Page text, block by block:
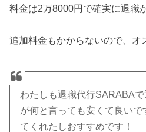
料金は2万8000円で確実に退職
追加料金もかからないので、オ
わたしも退職代行SARABA
が何と言っても安くて良いで
てくれたしおすすめです！